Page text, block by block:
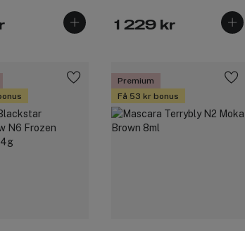
1 229 kr
Premium
Få 53 kr bonus